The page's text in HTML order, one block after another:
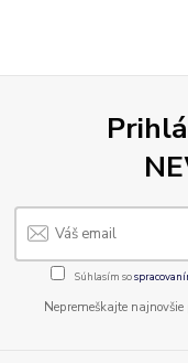
Súhlasím so
Nepremeškajte